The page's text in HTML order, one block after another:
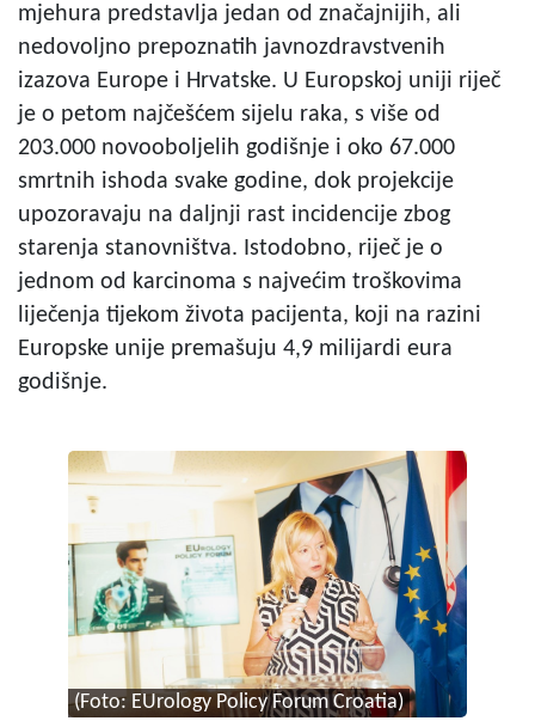
mjehura predstavlja jedan od značajnijih, ali
nedovoljno prepoznatih javnozdravstvenih
izazova Europe i Hrvatske. U Europskoj uniji riječ
je o petom najčešćem sijelu raka, s više od
203.000 novooboljelih godišnje i oko 67.000
smrtnih ishoda svake godine, dok projekcije
upozoravaju na daljnji rast incidencije zbog
starenja stanovništva. Istodobno, riječ je o
jednom od karcinoma s najvećim troškovima
liječenja tijekom života pacijenta, koji na razini
Europske unije premašuju 4,9 milijardi eura
godišnje.
(Foto: EUrology Policy Forum Croatia)